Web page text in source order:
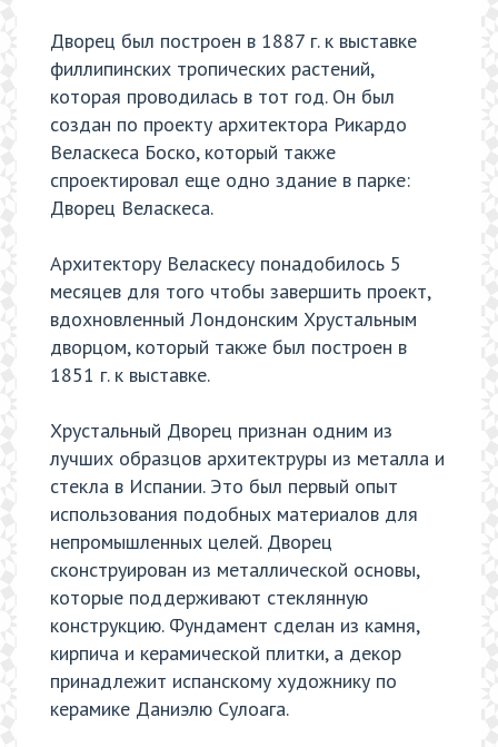
Дворец был построен в 1887 г. к выставке
филлипинских тропических растений,
которая проводилась в тот год. Он был
создан по проекту архитектора Рикардо
Веласкеса Боско, который также
спроектировал еще одно здание в парке:
Дворец Веласкеса.
Архитектору Веласкесу понадобилось 5
месяцев для того чтобы завершить проект,
вдохновленный Лондонским Хрустальным
дворцом, который также был построен в
1851 г. к выставке.
Хрустальный Дворец признан одним из
лучших образцов архитектруры из металла и
стекла в Испании. Это был первый опыт
использования подобных материалов для
непромышленных целей. Дворец
сконструирован из металлической основы,
которые поддерживают стеклянную
конструкцию. Фундамент сделан из камня,
кирпича и керамической плитки, а декор
принадлежит испанскому художнику по
керамике Даниэлю Сулоага.